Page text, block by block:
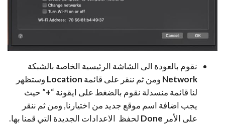
نقوم بالعودة الى الشاشة الرئيسية الخاصة بالشبكة
Network ومن ثم ننقر على قائمة Location وستظهر
لنا قائمة منسدلة نقوم بالضغط على ايقونة “+” حيث
يجب اضافة اسم موقع جديد من اختيارنا, ومن ثم ننقر
على الأمر Done لحفظ الاعدادات الجديدة التي قمنا بها.